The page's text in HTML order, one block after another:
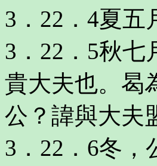
3．22．4夏五
3．22．5秋
貴大夫也。曷
公？諱與大夫
3．22．6冬